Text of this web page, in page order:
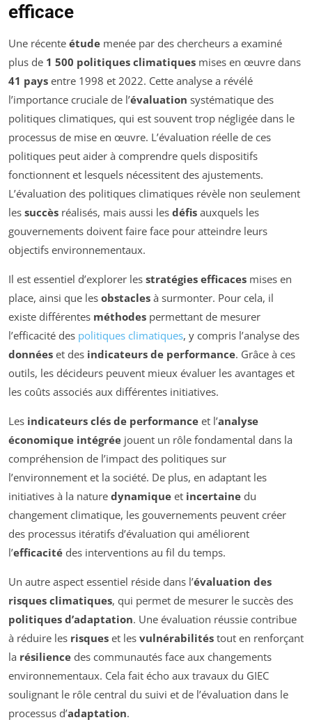
efficace
Une récente étude menée par des chercheurs a examiné
plus de 1 500 politiques climatiques mises en œuvre dans
41 pays entre 1998 et 2022. Cette analyse a révélé
l’importance cruciale de l’évaluation systématique des
politiques climatiques, qui est souvent trop négligée dans le
processus de mise en œuvre. L’évaluation réelle de ces
politiques peut aider à comprendre quels dispositifs
fonctionnent et lesquels nécessitent des ajustements.
L’évaluation des politiques climatiques révèle non seulement
les succès réalisés, mais aussi les défis auxquels les
gouvernements doivent faire face pour atteindre leurs
objectifs environnementaux.
Il est essentiel d’explorer les stratégies efficaces mises en
place, ainsi que les obstacles à surmonter. Pour cela, il
existe différentes méthodes permettant de mesurer
l’efficacité des politiques climatiques, y compris l’analyse des
données et des indicateurs de performance. Grâce à ces
outils, les décideurs peuvent mieux évaluer les avantages et
les coûts associés aux différentes initiatives.
Les indicateurs clés de performance et l’analyse
économique intégrée jouent un rôle fondamental dans la
compréhension de l’impact des politiques sur
l’environnement et la société. De plus, en adaptant les
initiatives à la nature dynamique et incertaine du
changement climatique, les gouvernements peuvent créer
des processus itératifs d’évaluation qui améliorent
l’efficacité des interventions au fil du temps.
Un autre aspect essentiel réside dans l’évaluation des
risques climatiques, qui permet de mesurer le succès des
politiques d’adaptation. Une évaluation réussie contribue
à réduire les risques et les vulnérabilités tout en renforçant
la résilience des communautés face aux changements
environnementaux. Cela fait écho aux travaux du GIEC
soulignant le rôle central du suivi et de l’évaluation dans le
processus d’adaptation.